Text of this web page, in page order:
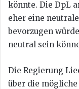
könnte. Die DpL
eher eine
bevorzugen
neutral sein
Die Regierung
über die